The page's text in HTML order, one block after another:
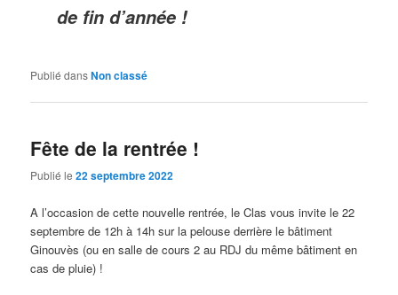
de fin d’année !
Publié dansNon classé
Fête de la rentrée !
Publié le22 septembre 2022
A l’occasion de cette nouvelle rentrée, le Clas vous invite le 22
septembre de 12h à 14h sur la pelouse derrière le bâtiment
Ginouvès (ou en salle de cours 2 au RDJ du même bâtiment en
cas de pluie) !